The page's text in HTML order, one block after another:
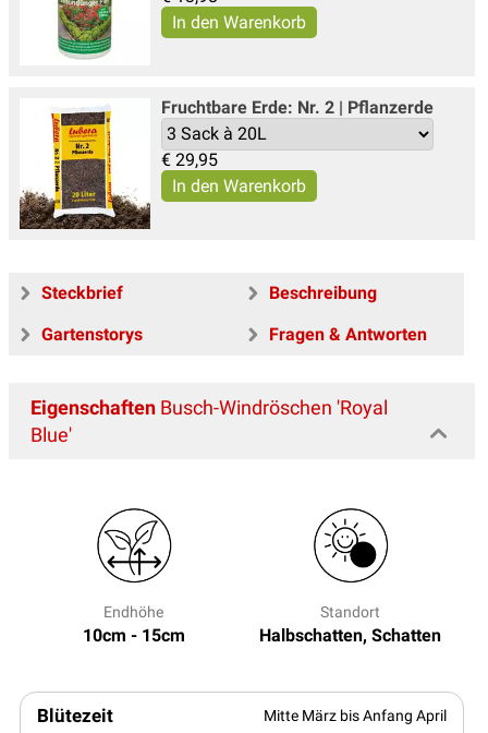
Fruchtbare Erde: Nr. 2 | Pflanzerde
€ 29,95
Steckbrief
Beschreibung
Gartenstorys
Fragen & Antworten
Eigenschaften Busch-Windröschen 'Royal
Blue'
Endhöhe
10cm - 15cm
Standort
Halbschatten, Schatten
Blütezeit Mitte März bis Anfang April